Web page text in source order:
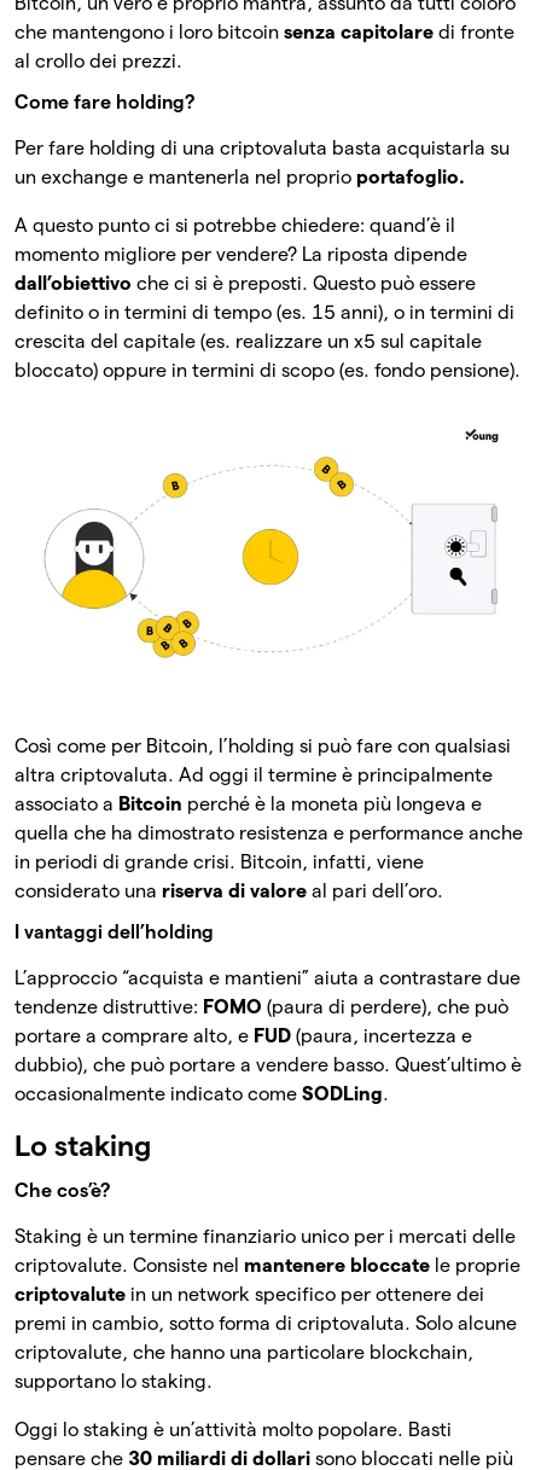
che mantengono i loro bitcoin senza capitolare di fronte
al crollo dei prezzi.
Come fare holding?
Per fare holding di una criptovaluta basta acquistarla su
un exchange e mantenerla nel proprio portafoglio.
A questo punto ci si potrebbe chiedere: quand’è il
momento migliore per vendere? La riposta dipende
dall’obiettivo che ci si è preposti. Questo può essere
definito o in termini di tempo (es. 15 anni), o in termini di
crescita del capitale (es. realizzare un x5 sul capitale
bloccato) oppure in termini di scopo (es. fondo pensione).
Così come per Bitcoin, l’holding si può fare con qualsiasi
altra criptovaluta. Ad oggi il termine è principalmente
associato a Bitcoin perché è la moneta più longeva e
quella che ha dimostrato resistenza e performance anche
in periodi di grande crisi. Bitcoin, infatti, viene
considerato una riserva di valore al pari dell’oro.
I vantaggi dell’holding
L’approccio “acquista e mantieni” aiuta a contrastare due
tendenze distruttive: FOMO (paura di perdere), che può
portare a comprare alto, e FUD (paura, incertezza e
dubbio), che può portare a vendere basso. Quest’ultimo è
occasionalmente indicato come SODLing.
Lo staking
Che cos’è?
Staking è un termine finanziario unico per i mercati delle
criptovalute. Consiste nel mantenere bloccate le proprie
criptovalute in un network specifico per ottenere dei
premi in cambio, sotto forma di criptovaluta. Solo alcune
criptovalute, che hanno una particolare blockchain,
supportano lo staking.
Oggi lo staking è un’attività molto popolare. Basti
pensare che 30 miliardi di dollari sono bloccati nelle più